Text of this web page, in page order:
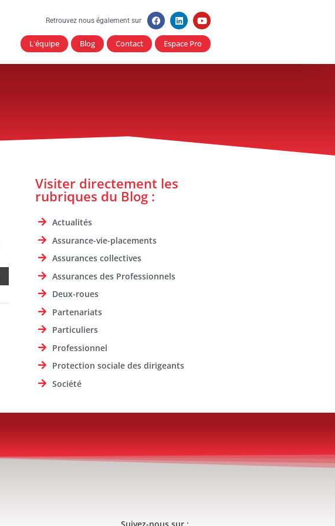
Retrouvez nous également sur
L'équipe Blog Contact Espace Pro
Visiter directement les
rubriques du Blog :
Actualités
Assurance-vie-placements
Assurances collectives
Assurances des Professionnels
Deux-roues
Partenariats
Particuliers
Professionnel
Protection sociale des dirigeants
Société
Suivez-nous sur :